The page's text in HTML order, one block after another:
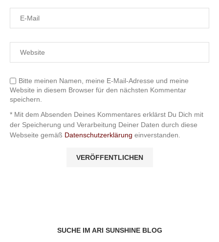
Bitte meinen Namen, meine E-Mail-Adresse und meine
Website in diesem Browser für den nächsten Kommentar
speichern.
* Mit dem Absenden Deines Kommentares erklärst Du Dich mit
der Speicherung und Verarbeitung Deiner Daten durch diese
Webseite gemäß Datenschutzerklärung einverstanden.
SUCHE IM ARI SUNSHINE BLOG